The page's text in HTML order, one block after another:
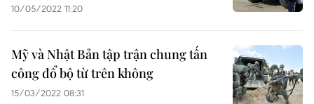
10/05/2022 11:20
Mỹ và Nhật Bản tập trận chung tấn
công đổ bộ từ trên không
15/03/2022 08:31